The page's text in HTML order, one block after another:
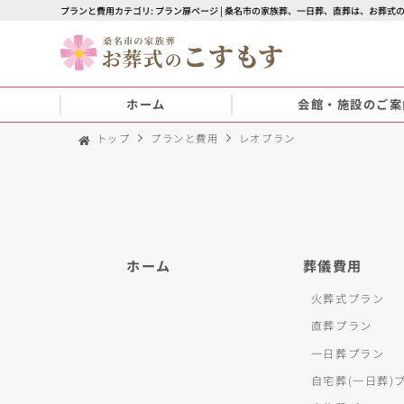
プランと費用カテゴリ: プラン扉ページ | 桑名市の家族葬、一日葬、直葬は、お葬式
ホーム 会館・施設のご案
トップ プランと費用 レオプラン
ホーム 葬儀費用
火葬式プラン
直葬プラン
一日葬プラン
自宅葬(一日葬)